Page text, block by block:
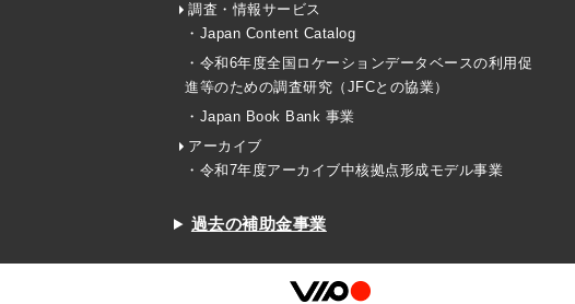
調査・情報サービス
・Japan Content Catalog
・令和6年度全国ロケーションデータベースの利用促
進等のための調査研究（JFCとの協業）
・Japan Book Bank 事業
アーカイブ
・令和7年度アーカイブ中核拠点形成モデル事業
過去の補助金事業